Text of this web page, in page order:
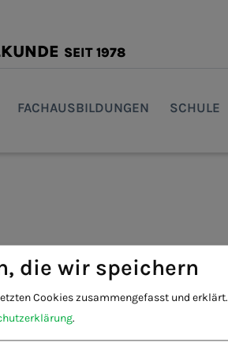
SEIT 1978
FACHAUSBILDUNGEN SCHULE
die wir speichern
Cookies zusammengefasst und erklärt.
.